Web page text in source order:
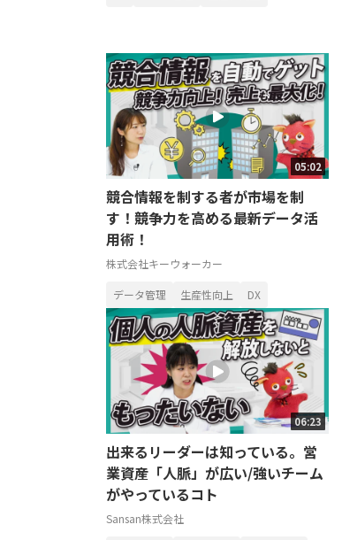
05:02
競合情報を制する者が市場を制
す！競争力を高める最新データ活
用術！
株式会社キーウォーカー
データ管理 生産性向上 DX
06:23
出来るリーダーは知っている。営
業資産「人脈」が広い/強いチーム
がやっているコト
Sansan株式会社